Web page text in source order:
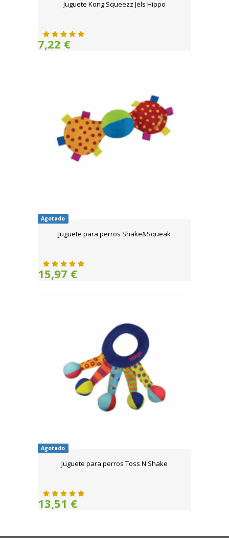
Juguete Kong Squeezz Jels Hippo
7,22 €
Agotado
Juguete para perros Shake&Squeak
15,97 €
Agotado
Juguete para perros Toss N'Shake
13,51 €